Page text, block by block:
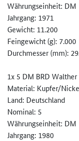
Währungseinheit: DM
Jahrgang: 1971
Gewicht: 11.200
Feingewicht (g): 7.000
Durchmesser (mm):
1x 5 DM BRD
Material: Kupfer/
Land: Deutschland
Nominal: 5
Währungseinheit: DM
Jahrgang: 1980